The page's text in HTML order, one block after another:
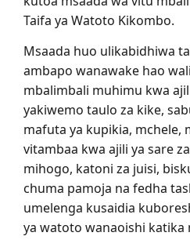
Taifa ya Watoto Kikombo.
Msaada huo ulikabidhiwa
ambapo wanawake hao
mbalimbali muhimu kwa
yakiwemo taulo za kike,
mafuta ya kupikia, mchele,
vitambaa kwa ajili ya sare
mihogo, katoni za juisi,
chuma pamoja na fedha
umelenga kusaidia
ya watoto wanaoishi katika